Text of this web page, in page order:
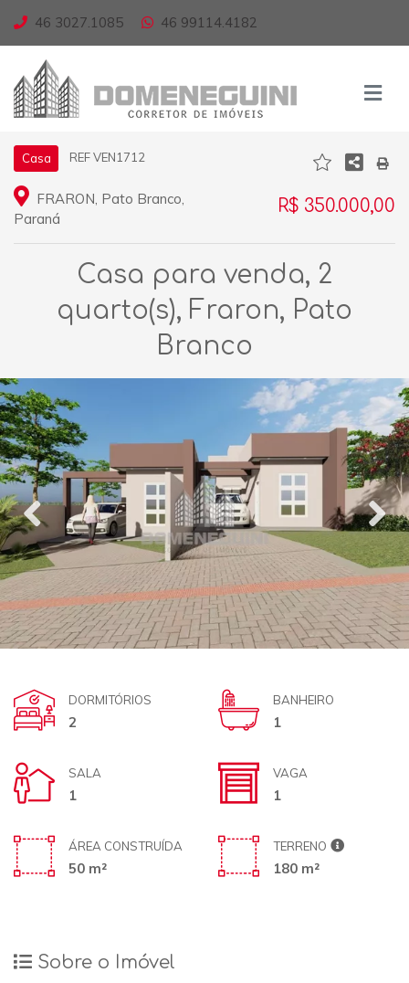
46 3027.1085 46 99114.4182
Casa REF VEN1712
FRARON, Pato Branco,
Paraná
R$ 350.000,00
Casa para venda, 2
quarto(s), Fraron, Pato
Branco
DORMITÓRIOS
2
BANHEIRO
1
SALA
1
VAGA
1
ÁREA CONSTRUÍDA
50 m²
TERRENO
180 m²
Sobre o Imóvel